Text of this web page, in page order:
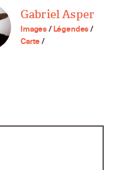
Gabriel Asper
Images/Légendes/
Carte/